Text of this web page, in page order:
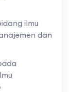
ilmu
dan